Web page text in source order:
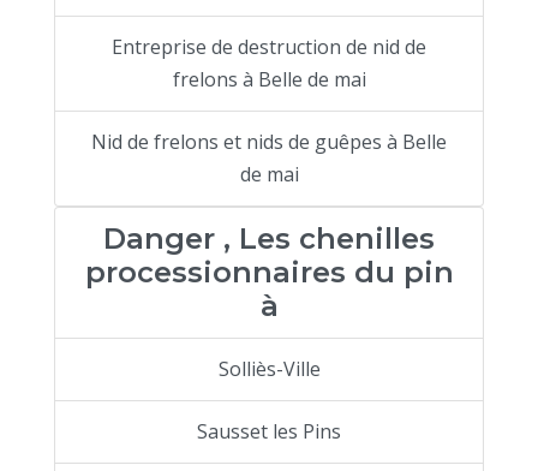
Entreprise de destruction de nid de
frelons à Belle de mai
Nid de frelons et nids de guêpes à Belle
de mai
Danger , Les chenilles
processionnaires du pin
à
Solliès-Ville
Sausset les Pins